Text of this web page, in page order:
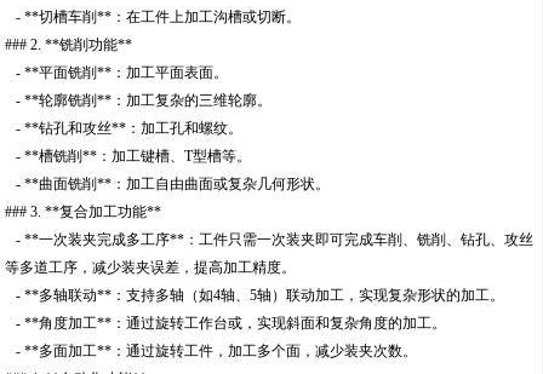
- **切槽车削**：在工件上加工沟槽或切断。
### 2. **铣削功能**
- **平面铣削**：加工平面表面。
- **轮廓铣削**：加工复杂的三维轮廓。
- **钻孔和攻丝**：加工孔和螺纹。
- **槽铣削**：加工键槽、T型槽等。
- **曲面铣削**：加工自由曲面或复杂几何形状。
### 3. **复合加工功能**
- **一次装夹完成多工序**：工件只需一次装夹即可完成车削、铣削、钻孔、攻丝
等多道工序，减少装夹误差，提高加工精度。
- **多轴联动**：支持多轴（如4轴、5轴）联动加工，实现复杂形状的加工。
- **角度加工**：通过旋转工作台或，实现斜面和复杂角度的加工。
- **多面加工**：通过旋转工件，加工多个面，减少装夹次数。